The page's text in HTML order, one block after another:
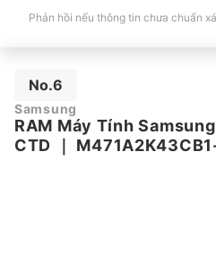
Phản hồi nếu thông tin chưa chuẩn
No.6
Samsung
RAM Máy Tính
CTD ｜